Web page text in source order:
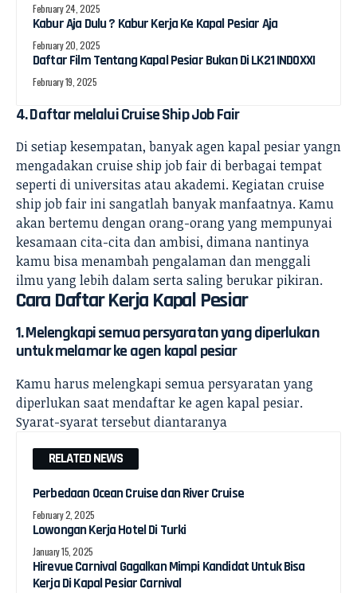
February 24, 2025
Kabur Aja Dulu ? Kabur Kerja Ke Kapal Pesiar Aja
February 20, 2025
Daftar Film Tentang Kapal Pesiar Bukan Di LK21 INDOXXI
February 19, 2025
4. Daftar melalui Cruise Ship Job Fair
Di setiap kesempatan, banyak agen kapal pesiar yangn
mengadakan cruise ship job fair di berbagai tempat
seperti di universitas atau akademi. Kegiatan cruise
ship job fair ini sangatlah banyak manfaatnya. Kamu
akan bertemu dengan orang-orang yang mempunyai
kesamaan cita-cita dan ambisi, dimana nantinya
kamu bisa menambah pengalaman dan menggali
ilmu yang lebih dalam serta saling berukar pikiran.
Cara Daftar Kerja Kapal Pesiar
1. Melengkapi semua persyaratan yang diperlukan
untuk melamar ke agen kapal pesiar
Kamu harus melengkapi semua persyaratan yang
diperlukan saat mendaftar ke agen kapal pesiar.
Syarat-syarat tersebut diantaranya
RELATED NEWS
Perbedaan Ocean Cruise dan River Cruise
February 2, 2025
Lowongan Kerja Hotel Di Turki
January 15, 2025
Hirevue Carnival Gagalkan Mimpi Kandidat Untuk Bisa
Kerja Di Kapal Pesiar Carnival